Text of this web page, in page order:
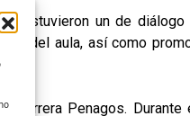
sostuvieron un de
del aula, así como
Herrera Penagos.